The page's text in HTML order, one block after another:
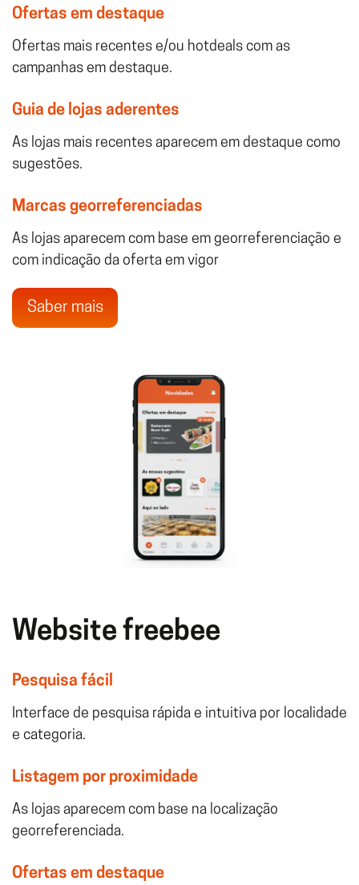
Ofertas em destaque
Ofertas mais recentes e/ou hotdeals com as
campanhas em destaque.
Guia de lojas aderentes
As lojas mais recentes aparecem em destaque como
sugestões.
Marcas georreferenciadas
As lojas aparecem com base em georreferenciação e
com indicação da oferta em vigor
Saber mais
Website freebee
Pesquisa fácil
Interface de pesquisa rápida e intuitiva por localidade
e categoria.
Listagem por proximidade
As lojas aparecem com base na localização
georreferenciada.
Ofertas em destaque